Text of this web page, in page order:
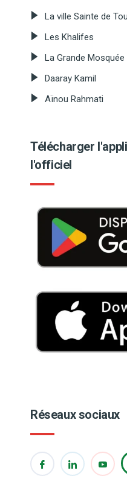
La ville Sainte de
Les Khalifes
La Grande
Daaray Kamil
Aïnou Rahmati
Télécharger
l'officiel
Réseaux sociaux